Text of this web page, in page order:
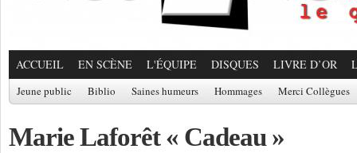
ACCUEIL EN SCÈNE L'ÉQUIPE DISQUES LIVRE D’OR
Jeune public Biblio Saines humeurs Hommages Merci Collègues
Marie Laforêt « Cadeau »